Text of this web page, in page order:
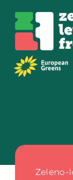
content
Zeleno-